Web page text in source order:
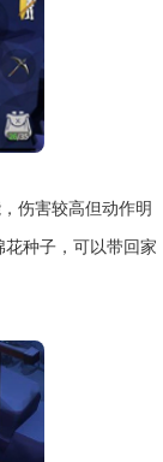
伤害较高但动作明
种子，可以带回家